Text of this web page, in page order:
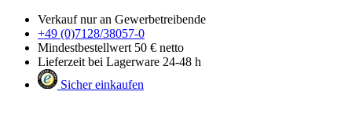
Verkauf nur an Gewerbetreibende
+49 (0)7128/38057-0
Mindestbestellwert 50 € netto
Lieferzeit bei Lagerware 24-48 h
Sicher einkaufen